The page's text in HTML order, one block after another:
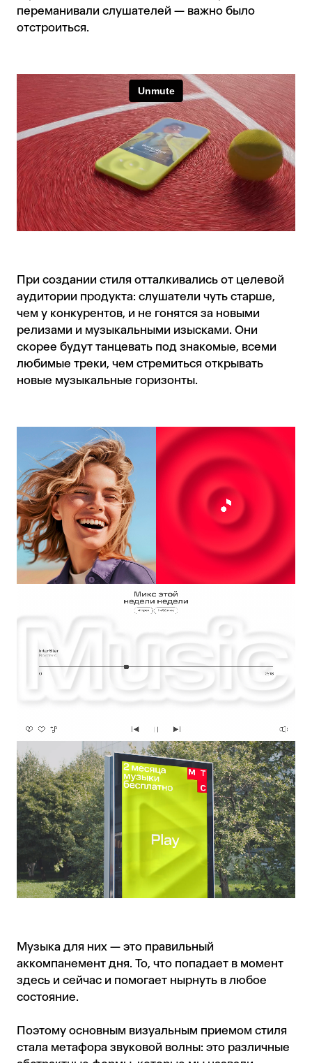
переманивали слушателей — важно было
отстроиться.
При создании стиля отталкивались от целевой
аудитории продукта: слушатели чуть старше,
чем у конкурентов, и не гонятся за новыми
релизами и музыкальными изысками. Они
скорее будут танцевать под знакомые, всеми
любимые треки, чем стремиться открывать
новые музыкальные горизонты.
Музыка для них — это правильный
аккомпанемент дня. То, что попадает в момент
здесь и сейчас и помогает нырнуть в любое
состояние.
Поэтому основным визуальным приемом стиля
стала метафора звуковой волны: это различные